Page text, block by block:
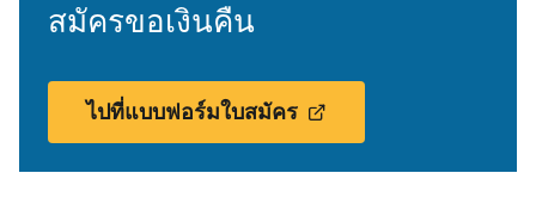
สมัครขอเงินคืน
ไปที่แบบฟอร์มใบสมัคร